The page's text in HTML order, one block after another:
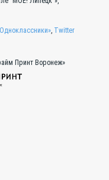
, Twitter
Принт Воронеж»